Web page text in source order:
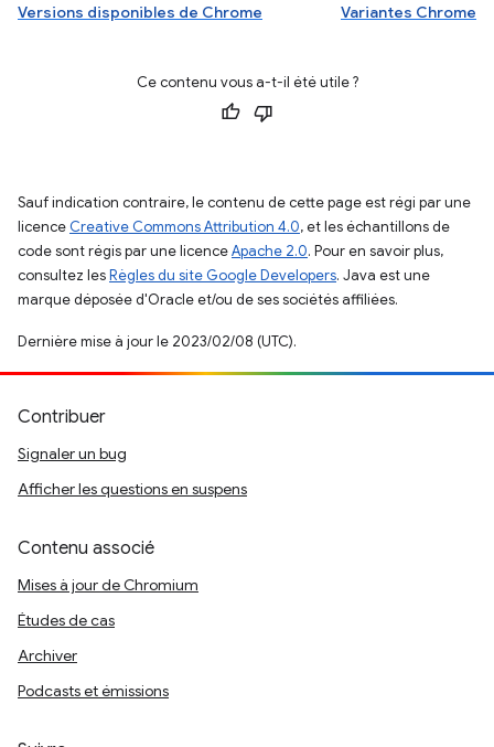
Versions disponibles de Chrome
Variantes Chrome
Ce contenu vous a-t-il été utile ?
Sauf indication contraire, le contenu de cette page est régi par une
licence Creative Commons Attribution 4.0, et les échantillons de
code sont régis par une licenceApache 2.0. Pour en savoir plus,
consultez lesRègles du site Google Developers. Java est une
marque déposée d'Oracle et/ou de ses sociétés affiliées.
Dernière mise à jour le 2023/02/08 (UTC).
Contribuer
Signaler un bug
Afficher les questions en suspens
Contenu associé
Mises à jour de Chromium
Études de cas
Archiver
Podcasts et émissions